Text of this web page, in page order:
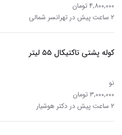
۴,۸۰۰,۰۰۰ تومان
۲ ساعت پیش در تهرانسر شمالی
کوله پشتی تاکتیکال ۵۵ لیتر
نو
۳,۰۰۰,۰۰۰ تومان
۲ ساعت پیش در دکتر هوشیار